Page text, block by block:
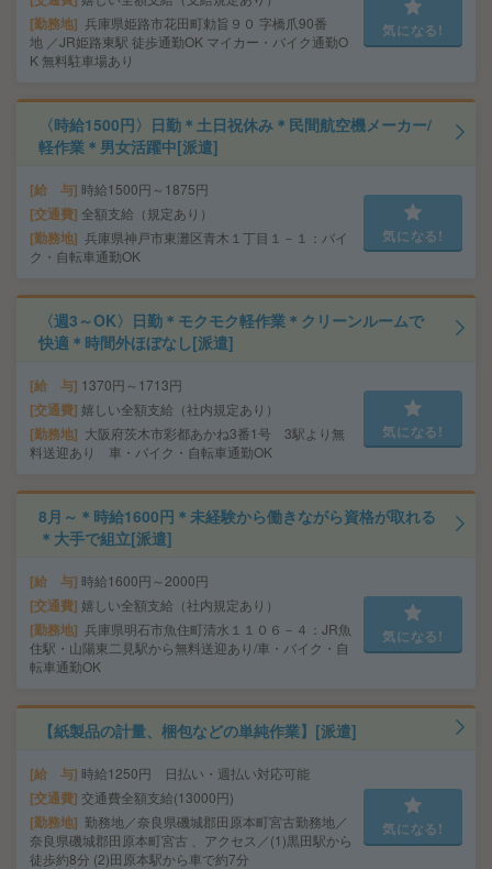
勤務地 兵庫県姫路市花田町勅旨９０ 字橋爪90番
地 ／JR姫路東駅 徒歩通勤OK マイカー・バイク通勤O
K 無料駐車場あり
気になる!
〈時給1500円〉日勤＊土日祝休み＊民間航空機メーカー/
軽作業＊男女活躍中[派遣]
給 与 時給1500円～1875円
交通費 全額支給（規定あり）
勤務地 兵庫県神戸市東灘区青木１丁目１－１：バイ
ク・自転車通勤OK
気になる!
〈週3～OK〉日勤＊モクモク軽作業＊クリーンルームで
快適＊時間外ほぼなし[派遣]
給 与 1370円～1713円
交通費 嬉しい全額支給（社内規定あり）
勤務地
大阪府茨木市彩都あかね3番1号 3駅より無
料送迎あり 車・バイク・自転車通勤OK
気になる!
8月～＊時給1600円＊未経験から働きながら資格が取れる
＊大手で組立[派遣]
給 与 時給1600円～2000円
交通費 嬉しい全額支給（社内規定あり）
勤務地 兵庫県明石市魚住町清水１１０６－４：JR魚
住駅・山陽東二見駅から無料送迎あり/車・バイク・自
転車通勤OK
気になる!
【紙製品の計量、梱包などの単純作業】[派遣]
給 与 時給1250円 日払い・週払い対応可能
交通費 交通費全額支給(13000円)
勤務地 勤務地／奈良県磯城郡田原本町宮古勤務地／
奈良県磯城郡田原本町宮古 、アクセス／(1)黒田駅から
徒歩約8分 (2)田原本駅から車で約7分
気になる!